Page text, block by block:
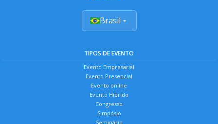
Brasil
TIPOS DE EVENTO
Evento Empresarial
Evento Presencial
Evento online
Evento Híbrido
Congresso
Simpósio
Seminário